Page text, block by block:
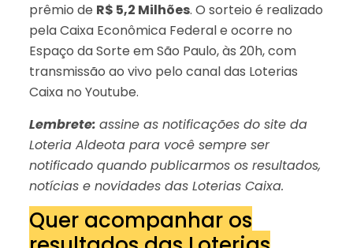
prêmio de R$ 5,2 Milhões. O sorteio é realizado
pela Caixa Econômica Federal e ocorre no
Espaço da Sorte em São Paulo, às 20h, com
transmissão ao vivo pelo canal das Loterias
Caixa no Youtube.
Lembrete: assine as notificações do site da
Loteria Aldeota para você sempre ser
notificado quando publicarmos os resultados,
notícias e novidades das Loterias Caixa.
Quer acompanhar os